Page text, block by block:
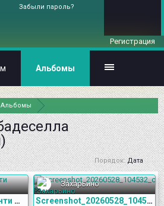
Альбомы
Порядок: Дата
Испанские сады с Монти Доном (2024) 3 серия
Захарьино
Screenshot_20260528_104532_com.yandex.browser
Забыли пароль?
Регистрация
Альбомы